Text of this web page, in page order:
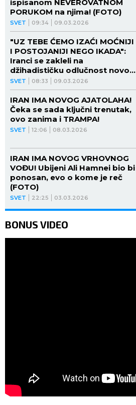
SVET 09:34 09.03.2026
ispisanom NEVEROVATNOM
PORUKOM na njima! (FOTO)
SVET 08:33 09.03.2026
"UZ TEBE ĆEMO IZAĆI MOĆNIJI
I POSTOJANIJI NEGO IKADA":
Iranci se zakleli na
džihadističku odlučnost novom
ajatolahu!
SVET 12:06 08.03.2026
IRAN IMA NOVOG AJATOLAHA!
Čeka se sada ključni trenutak,
ovo zanima i TRAMPA!
SVET 22:25 03.03.2026
IRAN IMA NOVOG VRHOVNOG
VOĐU! Ubijeni Ali Hamnei bio bi
ponosan, evo o kome je reč
(FOTO)
BONUS VIDEO